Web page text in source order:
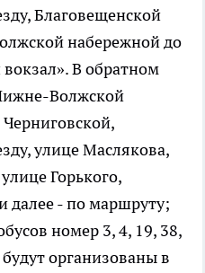
Благовещенской
набережной до
В обратном
Волжской
улице Маслякова,
Горького,
далее - по маршруту;
номер 3, 4, 19, 38,
организованы в